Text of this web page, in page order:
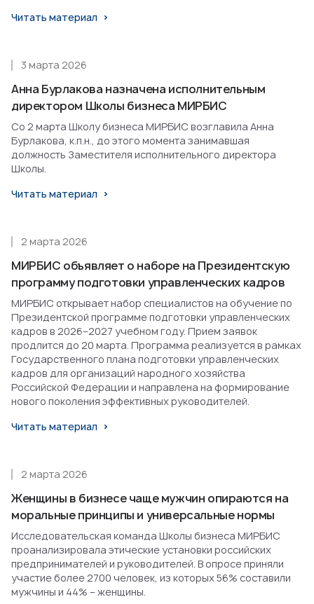
Читать материал
Анна Бурлакова назначена исполнительным
директором Школы бизнеса МИРБИС
3 марта 2026
Со 2 марта Школу бизнеса МИРБИС возглавила Анна
Бурлакова, к.п.н., до этого момента занимавшая
должность Заместителя исполнительного директора
Школы.
Читать материал
МИРБИС объявляет о наборе на Президентскую
программу подготовки управленческих кадров
2 марта 2026
МИРБИС открывает набор специалистов на обучение по
Президентской программе подготовки управленческих
кадров в 2026–2027 учебном году. Прием заявок
продлится до 20 марта. Программа реализуется в рамках
Государственного плана подготовки управленческих
кадров для организаций народного хозяйства
Российской Федерации и направлена на формирование
нового поколения эффективных руководителей.
Читать материал
Женщины в бизнесе чаще мужчин опираются на
моральные принципы и универсальные нормы
2 марта 2026
Исследовательская команда Школы бизнеса МИРБИС
проанализировала этические установки российских
предпринимателей и руководителей. В опросе приняли
участие более 2700 человек, из которых 56% составили
мужчины и 44% – женщины.